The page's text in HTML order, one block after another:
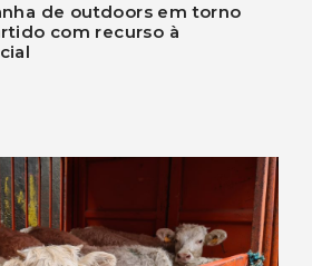
de outdoors em torno
com recurso à